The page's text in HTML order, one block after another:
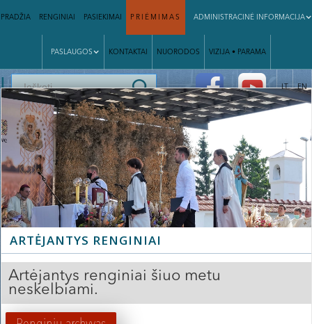
PRADŽIA RENGINIAI PASIEKIMAI PRIĖMIMAS ADMINISTRACINĖ INFORMACIJA
PASLAUGOS KONTAKTAI NUORODOS VIZIJA • PARAMA
| LT EN
ARTĖJANTYS RENGINIAI
Artėjantys renginiai šiuo metu
neskelbiami.